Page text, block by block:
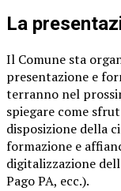
La
Il Comune sta
presentazione e
terranno nel
spiegare come
disposizione della
formazione e
digitalizzazione
Pago PA, ecc.).